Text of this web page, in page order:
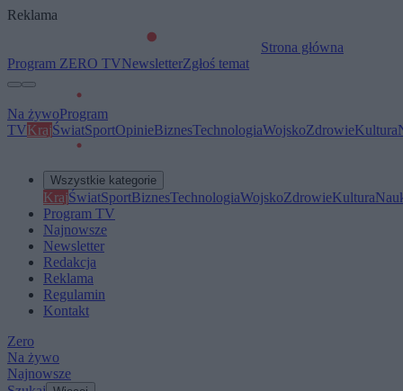
Reklama
Strona główna
Program ZERO TVNewsletterZgłoś temat
Na żywoProgram
TVKrajŚwiatSportOpinieBiznesTechnologiaWojskoZdrowieKultura
Wszystkie kategorie
KrajŚwiatSportBiznesTechnologiaWojskoZdrowieKultura
Program TV
Najnowsze
Newsletter
Redakcja
Reklama
Regulamin
Kontakt
Zero
Na żywo
Najnowsze